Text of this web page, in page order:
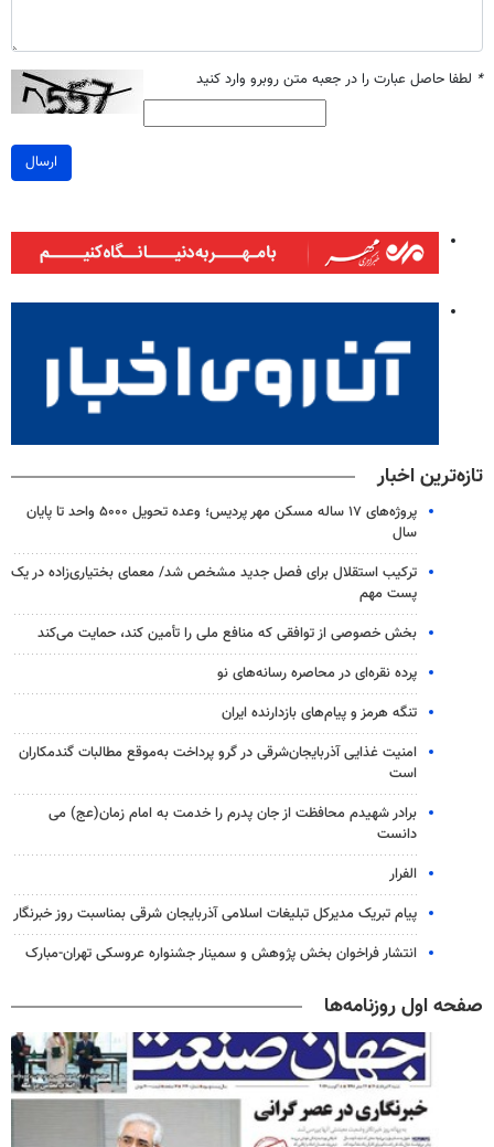
* لطفا حاصل عبارت را در جعبه متن روبرو وارد کنید
ارسال
تازه‌ترین اخبار
پروژه‌های ۱۷ ساله مسکن مهر پردیس؛ وعده تحویل ۵۰۰۰ واحد تا پایان
سال
ترکیب استقلال برای فصل جدید مشخص شد/ معمای بختیاری‌زاده در یک
پست مهم
بخش خصوصی از توافقی که منافع ملی را تأمین کند، حمایت می‌کند
پرده نقره‌ای در محاصره رسانه‌های نو
تنگه هرمز و پیام‌های بازدارنده ایران
امنیت غذایی آذربایجان‌شرقی در گرو پرداخت به‌موقع مطالبات گندمکاران
است
برادر شهیدم محافظت از جان پدرم را خدمت به امام زمان(عج) می
دانست
الفرار
پیام تبریک مدیرکل تبلیغات اسلامی آذربایجان شرقی بمناسبت روز خبرنگار
انتشار فراخوان بخش پژوهش و سمینار جشنواره عروسکی تهران-مبارک
صفحه اول روزنامه‌ها